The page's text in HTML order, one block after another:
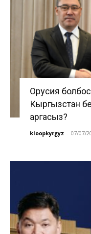
Орусия
Кыргызстан
аргасыз?
kloopkyrgyz - 07/07/